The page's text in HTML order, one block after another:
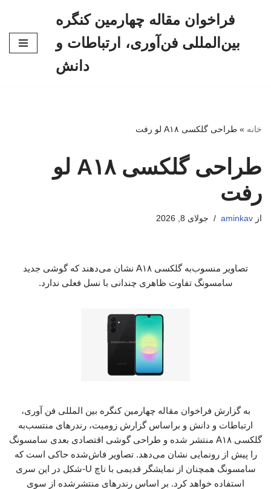
فراخوان مقاله چهارمین کنگره
بین‌المللی فن‌آوری، ارتباطات و
دانش
خانه » طراحی گلکسی A۱۸ لو رفت
طراحی گلکسی A۱۸ لو
رفت
از aminkav جولای 8, 2026
تصاویر منسوب‌به گلکسی A۱۸ نشان می‌دهند که گوشی جدید
سامسونگ تفاوت ظاهری چندانی با نسل فعلی ندارد.
به گزارش فراخوان مقاله چهارمین کنگره بین المللی فن آوری،
ارتباطات و دانش و براساس گزارش زومیت، رندرهای منتسب‌به
گلکسی A۱۸ منتشر شده و طراحی گوشی اقتصادی بعدی سامسونگ
را پیش از رونمایی نشان می‌دهد. تصاویر فاش‌شده حاکی است که
سامسونگ همچنان از نمایشگر قدیمی با ناچ U-شکل در این سری
استفاده خواهد کرد. بر اساس رندرهای منتشرشده از سوی